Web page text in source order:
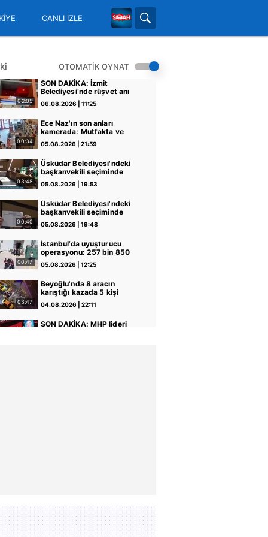
CANLI İZLE
OTOMATİK OYNAT
02:05
SON DAKİKA: İzmit
Belediyesi’nde rüşvet anı
kamerada: "Şu araya
sıkıştırdım… Üstüne de
Video
06.08.2026 | 11:25
00:34
Ece Naz'ın son anları
kamerada: Mutfakta ve
tencerede dikkat çeken
saç telleri
05.08.2026 | 21:59
03:48
Üsküdar Belediyesi'ndeki
başkanvekili seçiminde
skandal! "G" harfini "6"
sayıp AK Parti'nin oyunu
05.08.2026 | 19:53
00:40
Üsküdar Belediyesi'ndeki
başkanvekili seçiminde
skandal! "G" harfini "6"
sayıp AK Parti'nin oyunu
05.08.2026 | 19:48
00:47
İstanbul’da uyuşturucu
operasyonu: 257 bin 850
adet uyuşturucu hap ele
geçirildi | Video
05.08.2026 | 12:25
03:47
Beyoğlu'nda 8 aracın
karıştığı kazada 5 kişi
yaralandı
04.08.2026 | 22:11
SON DAKİKA: MHP lideri
arkası: Yıllarca başkasının
kimliğini kullanmış! | Video
İçişleri Bakanlığı:
"Hesaplarında 52 milyar